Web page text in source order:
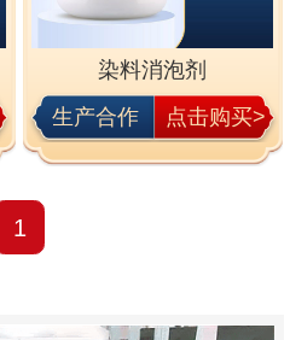
染料消泡剂
生产合作
点击购买>
1